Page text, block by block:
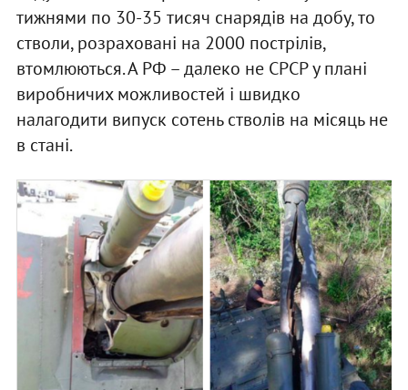
тижнями по 30-35 тисяч снарядів на добу, то
стволи, розраховані на 2000 пострілів,
втомлюються. А РФ – далеко не СРСР у плані
виробничих можливостей і швидко
налагодити випуск сотень стволів на місяць не
в стані.